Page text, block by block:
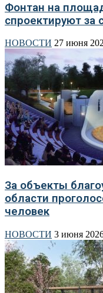
Фонтан на
спроектируют за
НОВОСТИ 27 июня
За объекты
области
человек
НОВОСТИ 3 июня